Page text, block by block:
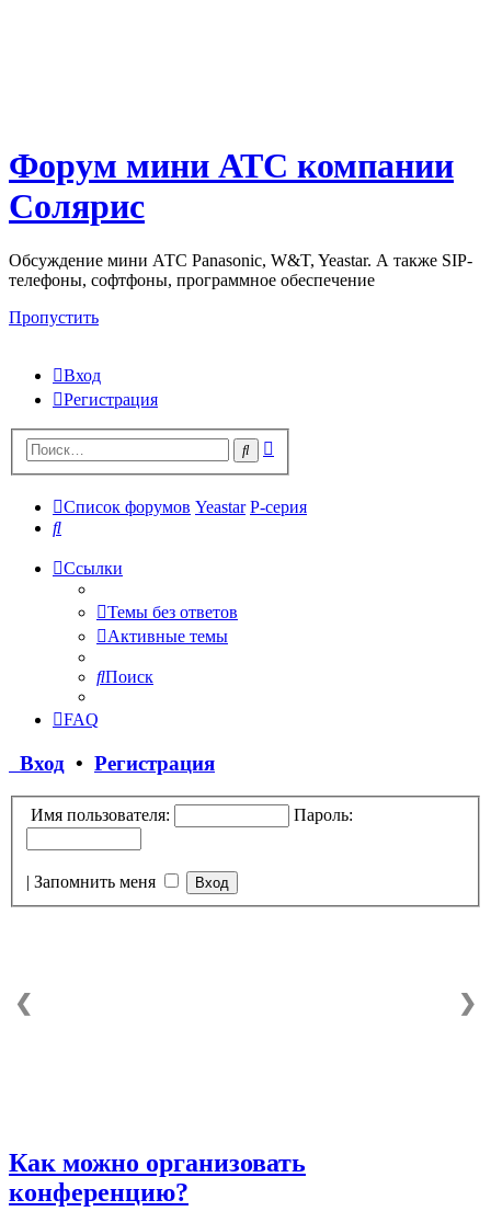
Форум мини АТС компании
Солярис
Обсуждение мини АТС Panasonic, W&T, Yeastar. А также SIP-
телефоны, софтфоны, программное обеспечение
Пропустить
Вход
Регистрация
Поиск
Список форумов Yeastar P-серия
Поиск
Ссылки
Темы без ответов
Активные темы
Поиск
FAQ
Вход • Регистрация
Имя пользователя: Пароль:
| Запомнить меня
❮ ❯
Как можно организовать
конференцию?